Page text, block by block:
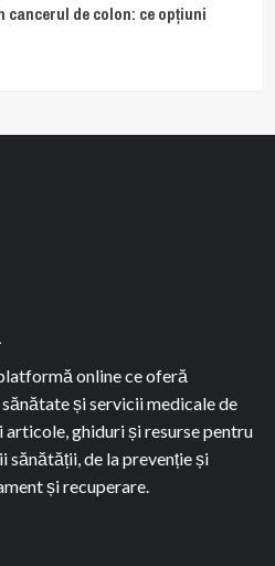
de colon: ce opțiuni
online ce oferă
și servicii medicale de
ghiduri și resurse pentru
sănătății, de la prevenție și
și recuperare.